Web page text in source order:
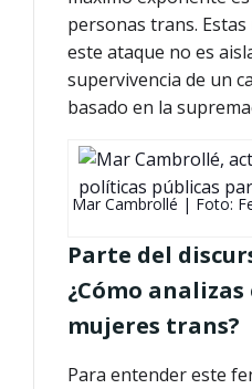
personas trans.
este ataque no es
supervivencia de un
basado en la
Mar Cambrollé | Foto:
Parte del
¿Cómo
mujeres trans?
Para entender este